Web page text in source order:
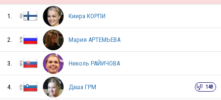
1. Киира КОРПИ
2. Мария АРТЕМЬЕВА
3. Николь РАЙИЧОВА
4. Даша ГРМ 148